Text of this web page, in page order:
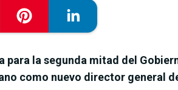
para la segunda mitad del
como nuevo director general